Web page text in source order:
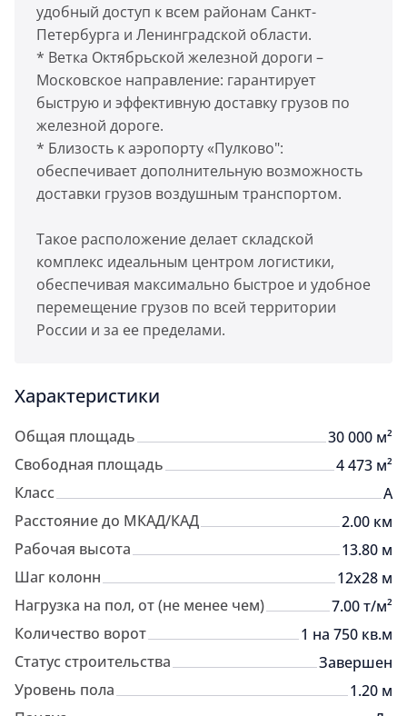
удобный доступ к всем районам Санкт-
Петербурга и Ленинградской области.
* Ветка Октябрьской железной дороги –
Московское направление: гарантирует
быструю и эффективную доставку грузов по
железной дороге.
* Близость к аэропорту «Пулково":
обеспечивает дополнительную возможность
доставки грузов воздушным транспортом.
Такое расположение делает складской
комплекс идеальным центром логистики,
обеспечивая максимально быстрое и удобное
перемещение грузов по всей территории
России и за ее пределами.
Характеристики
Общая площадь
30 000 м²
Свободная площадь
4 473 м²
Класс
A
Расстояние до МКАД/КАД
2.00 км
Рабочая высота
13.80 м
Шаг колонн
12х28 м
Нагрузка на пол, от (не менее чем)
7.00 т/м²
Количество ворот
1 на 750 кв.м
Статус строительства
Завершен
Уровень пола
1.20 м